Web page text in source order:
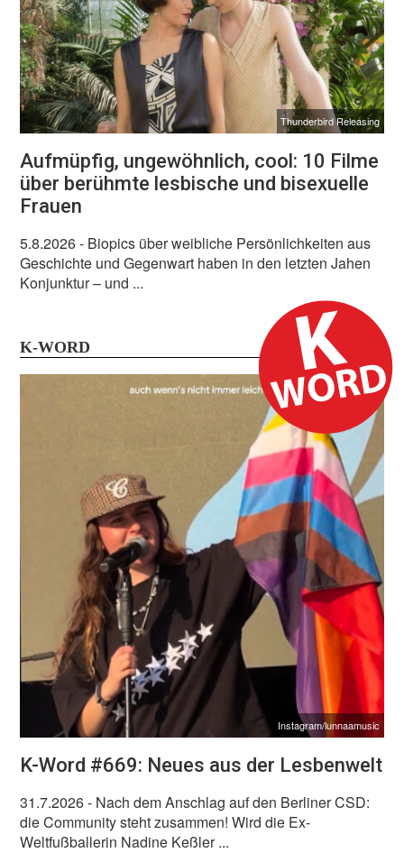
Thunderbird Releasing
Aufmüpfig, ungewöhnlich, cool: 10 Filme
über berühmte lesbische und bisexuelle
Frauen
5.8.2026- Biopics über weibliche Persönlichkeiten aus
Geschichte und Gegenwart haben in den letzten Jahen
Konjunktur – und ...
K-WORD
Instagram/lunnaamusic
K-Word #669: Neues aus der Lesbenwelt
31.7.2026- Nach dem Anschlag auf den Berliner CSD:
die Community steht zusammen! Wird die Ex-
Weltfußballerin Nadine Keßler ...